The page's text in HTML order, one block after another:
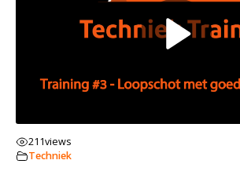
211views
Techniek